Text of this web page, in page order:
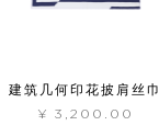
建筑几何印花披肩丝巾
¥ 3,200.00